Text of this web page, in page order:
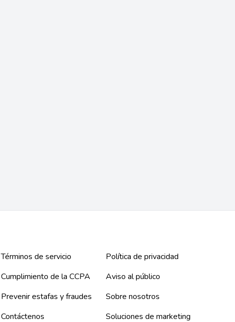
Términos de servicio
Política de privacidad
Cumplimiento de la CCPA
Aviso al público
Prevenir estafas y fraudes
Sobre nosotros
Contáctenos
Soluciones de marketing